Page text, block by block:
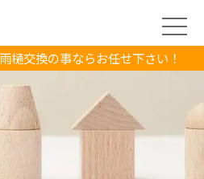
樋交換の事ならお任せ下さい！